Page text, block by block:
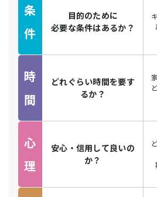
条
件
目的のために
必要な条件はあるか？
時
間
どれぐらい時間を要す
るか？
心
理
安心・信用して良いの
か？